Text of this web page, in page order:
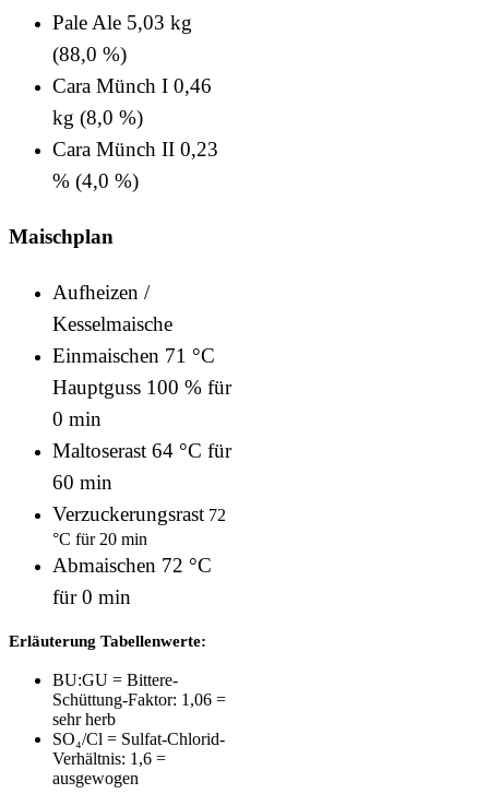
Pale Ale 5,03 kg
(88,0 %)
Cara Münch I 0,46
kg (8,0 %)
Cara Münch II 0,23
% (4,0 %)
Maischplan
Aufheizen /
Kesselmaische
Einmaischen 71 °C
Hauptguss 100 % für
0 min
Maltoserast 64 °C für
60 min
Verzuckerungsrast 72
°C für 20 min
Abmaischen 72 °C
für 0 min
Erläuterung Tabellenwerte:
BU:GU = Bittere-
Schüttung-Faktor: 1,06 =
sehr herb
SO₄/Cl = Sulfat-Chlorid-
Verhältnis: 1,6 =
ausgewogen